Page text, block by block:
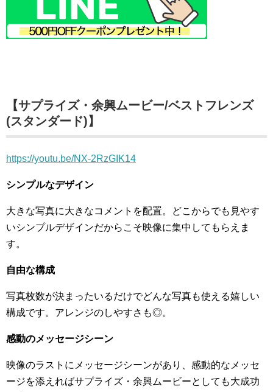
【サプライズ・余興ムービー/ベストフレンズ
(スタンダード)】
https://youtu.be/NX-2RzGIK14
シンプルなデザイン
大きな写真に大きなコメントを配置。どこからでも見やす
いシンプルデザインだからこそ映像に集中してもらえま
す。
自由な構成
写真枚数が決まったいるだけでどんな写真も使える嬉しい
構成です。アレンジのしやすさも◎。
感動のメッセージシーン
映像のラストにメッセージシーンがあり、感動的なメッセ
ージを添えればサプライズ・余興ムービーとしても大成功